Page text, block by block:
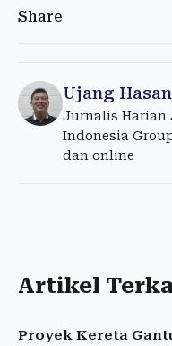
Share
Ujang
Jurnalis Harian
Indonesia
dan online
Artikel
Proyek Kereta